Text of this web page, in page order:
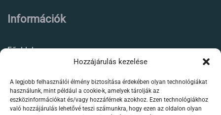
Hozzájárulás kezelése
A legjobb felhasználói élmény biztosítása érdekében olyan technológiákat
használunk, mint például a cookie-k, amelyek tárolják az
eszközinformációkat és/vagy hozzáférnek azokhoz. Ezen technológiákhoz
való hozzájárulás lehetővé teszi számunkra, hogy ezen az oldalon olyan
Információk
Főoldal
Élőállat kereskedés
Forgalmazott termékeink